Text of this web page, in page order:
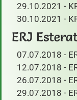
29.10.2021 -
30.10.2021 -
ERJ
07.07.2018 -
12.07.2018 -
26.07.2018 -
29.07.2018 -